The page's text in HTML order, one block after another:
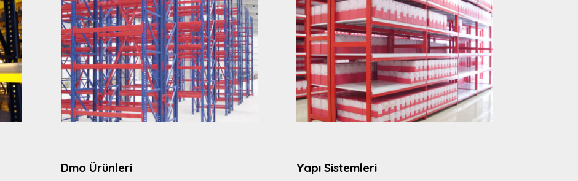
Dmo Ürünleri Yapı Sistemleri